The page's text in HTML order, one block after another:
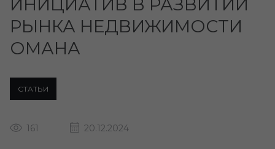
ИНИЦИАТИВ В РАЗВИТИИ
РЫНКА НЕДВИЖИМОСТИ
ОМАНА
СТАТЬИ
161 20.12.2024